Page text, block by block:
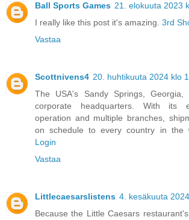
Ball Sports Games 21. elokuuta 2023
I really like this post it's amazing. 3rd
Vastaa
Scottnivens4 20. huhtikuuta 2024 klo
The USA's Sandy Springs,
corporate headquarters. With its
operation and multiple branches,
on schedule to every country in the
Login
Vastaa
Littlecaesarslistens 4. kesäkuuta
Because the Little Caesars